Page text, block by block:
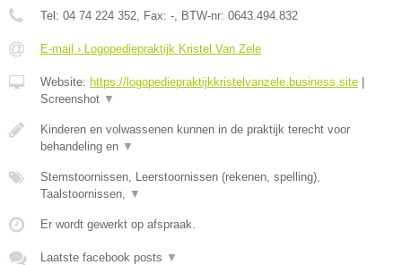
Tel: 04 74 224 352, Fax: -, BTW-nr: 0643.494.832
E-mail › Logopediepraktijk Kristel Van Zele
Website: https://logopediepraktijkkristelvanzele.business.site
Screenshot ▼
Kinderen en volwassenen kunnen in de praktijk terecht voor
behandeling en ▼
Stemstoornissen, Leerstoornissen (rekenen, spelling),
Taalstoornissen, ▼
Er wordt gewerkt op afspraak.
Laatste facebook posts ▼